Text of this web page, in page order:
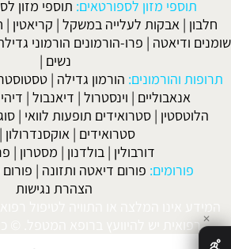
תוספי מזון לספורטאים: תוספי מזון
חלבון | אבקות לעלייה במשקל | קריאטין |
שומנים ודיאטה | פרו-הורמונים הורמוני
נשים |
תרופות והורמונים: הורמון גדילה |
אנאבוליים | וינסטרול | דיאנבול |
הלוטסטין | סטרואידים תופעות לוואי |
סטרואידים | אוקסנדרולון |
דורבולין | בולדנון | מסטרון |
פורומים: פורום דיאטה ותזונה |
הצהרת נגישות
המידע אינו המלצה או התוויה לטיפול
רפואית יש להיוועץ ברופא המטפל. © כל ✕